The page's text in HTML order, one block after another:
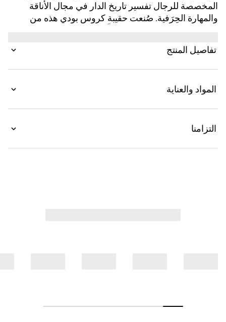
المخصصة للرجال تفسير تاريخ الدار في مجال الأناقة
والمهارة الحِرَفية. صُنعت حقيبة كروس بودي هذه من
للتعديل.
تفاصيل المنتج
المواد والعناية
التزامنا